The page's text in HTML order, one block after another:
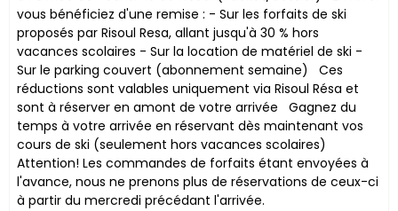
vous bénéficiez d'une remise : - Sur les forfaits de ski
proposés par Risoul Resa, allant jusqu'à 30 % hors
vacances scolaires - Sur la location de matériel de ski -
Sur le parking couvert (abonnement semaine) ​Ces
réductions sont valables uniquement via Risoul Résa et
sont à réserver en amont de votre arrivée Gagnez du
temps à votre arrivée en réservant dès maintenant vos
cours de ski (seulement hors vacances scolaires)
Attention! Les commandes de forfaits étant envoyées à
l'avance, nous ne prenons plus de réservations de ceux-ci
à partir du mercredi précédant l'arrivée.